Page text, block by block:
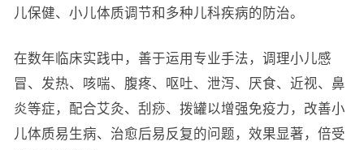
儿保健、小儿体质调节和多种儿科疾病的防治。
在数年临床实践中，善于运用专业手法，调理小儿感
冒、发热、咳喘、腹疼、呕吐、泄泻、厌食、近视、鼻
炎等症，配合艾灸、刮痧、拨罐以增强免疫力，改善小
儿体质易生病、治愈后易反复的问题，效果显著，倍受